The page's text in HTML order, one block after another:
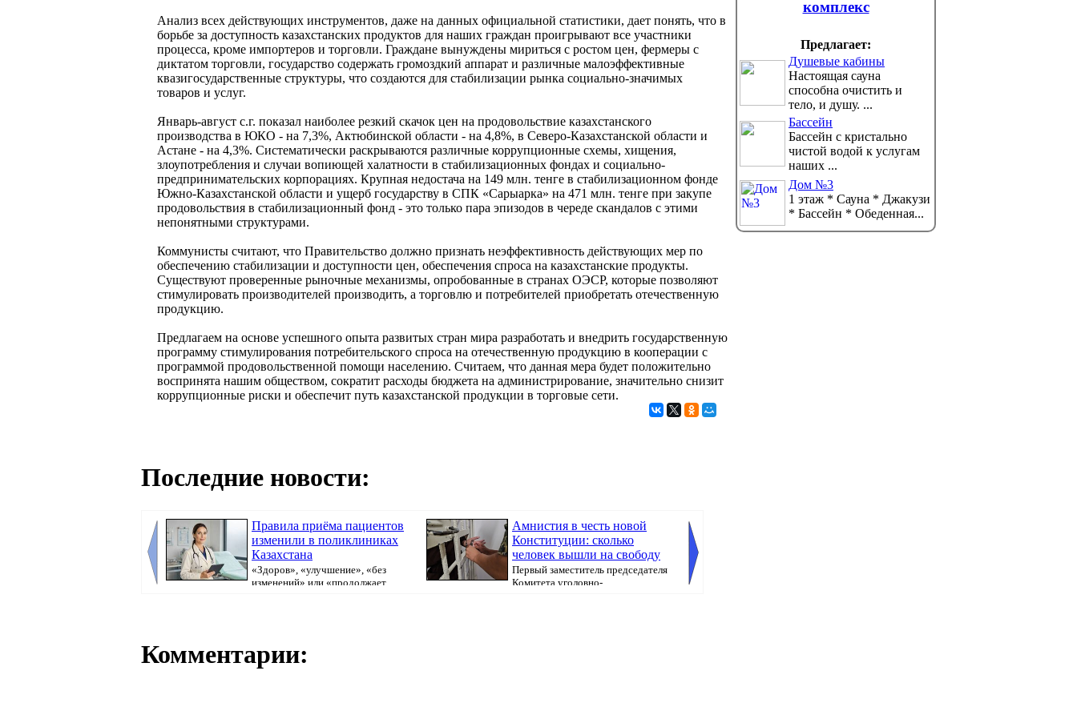
Анализ всех действующих инструментов, даже на данных официальной статистики, дает понять, что в
борьбе за доступность казахстанских продуктов для наших граждан проигрывают все участники
процесса, кроме импортеров и торговли. Граждане вынуждены мириться с ростом цен, фермеры с
диктатом торговли, государство содержать громоздкий аппарат и различные малоэффективные
квазигосударственные структуры, что создаются для стабилизации рынка социально-значимых
товаров и услуг.
Январь-август с.г. показал наиболее резкий скачок цен на продовольствие казахстанского
производства в ЮКО - на 7,3%, Актюбинской области - на 4,8%, в Северо-Казахстанской области и
Астане - на 4,3%. Систематически раскрываются различные коррупционные схемы, хищения,
злоупотребления и случаи вопиющей халатности в стабилизационных фондах и социально-
предпринимательских корпорациях. Крупная недостача на 149 млн. тенге в стабилизационном фонде
Южно-Казахстанской области и ущерб государству в СПК «Сарыарка» на 471 млн. тенге при закупе
продовольствия в стабилизационный фонд - это только пара эпизодов в череде скандалов с этими
непонятными структурами.
Коммунисты считают, что Правительство должно признать неэффективность действующих мер по
обеспечению стабилизации и доступности цен, обеспечения спроса на казахстанские продукты.
Существуют проверенные рыночные механизмы, опробованные в странах ОЭСР, которые позволяют
стимулировать производителей производить, а торговлю и потребителей приобретать отечественную
продукцию.
Предлагаем на основе успешного опыта развитых стран мира разработать и внедрить государственную
программу стимулирования потребительского спроса на отечественную продукцию в кооперации с
программой продовольственной помощи населению. Считаем, что данная мера будет положительно
воспринята нашим обществом, сократит расходы бюджета на администрирование, значительно снизит
коррупционные риски и обеспечит путь казахстанской продукции в торговые сети.
Последние новости:
Правила приёма пациентов
изменили в поликлиниках
Казахстана
«Здоров», «улучшение», «без
изменений» или «продолжает
Амнистия в честь новой
Конституции: сколько
человек вышли на свободу
Первый заместитель председателя
Комитета уголовно-
Комментарии:
комплекс
Предлагает:
Душевые кабины
Настоящая сауна
способна очистить и
тело, и душу. ...
Бассейн
Бассейн с кристально
чистой водой к услугам
наших ...
Дом №3
1 этаж * Сауна * Джакузи
* Бассейн * Обеденная...